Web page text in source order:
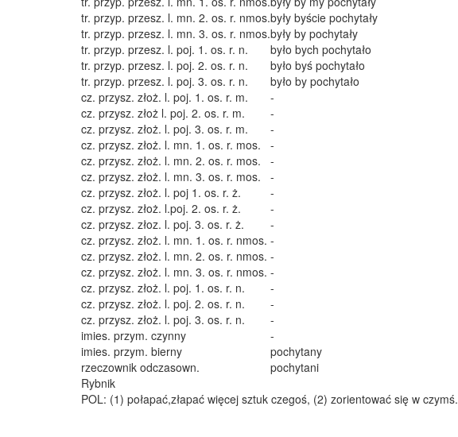
tr. przyp. przesz. l. mn. 2. os. r. nmos.były byście pochytały
tr. przyp. przesz. l. mn. 3. os. r. nmos.były by pochytały
tr. przyp. przesz. l. poj. 1. os. r. n.
było bych pochytało
tr. przyp. przesz. l. poj. 2. os. r. n.
było byś pochytało
tr. przyp. przesz. l. poj. 3. os. r. n.
było by pochytało
cz. przysz. złoż. l. poj. 1. os. r. m.
-
cz. przysz. złoż l. poj. 2. os. r. m.
-
cz. przysz. złoż. l. poj. 3. os. r. m.
-
cz. przysz. złoż. l. mn. 1. os. r. mos.
-
cz. przysz. złoż. l. mn. 2. os. r. mos.
-
cz. przysz. złoż. l. mn. 3. os. r. mos.
-
cz. przysz. złoż. l. poj 1. os. r. ż.
-
cz. przysz. złoż. l.poj. 2. os. r. ż.
-
cz. przysz. złoz. l. poj. 3. os. r. ż.
-
cz. przysz. złoż. l. mn. 1. os. r. nmos. -
cz. przysz. złoż. l. mn. 2. os. r. nmos. -
cz. przysz. złoż. l. mn. 3. os. r. nmos. -
cz. przysz. złoż. l. poj. 1. os. r. n.
-
cz. przysz. złoż. l. poj. 2. os. r. n.
-
cz. przysz. złoż. l. poj. 3. os. r. n.
-
imies. przym. czynny
-
imies. przym. bierny
pochytany
rzeczownik odczasown.
pochytani
Rybnik
POL: (1) połapać,złapać więcej sztuk czegoś, (2) zorientować się w czymś.